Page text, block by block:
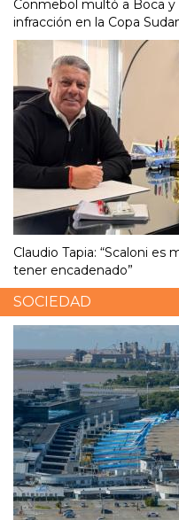
Conmebol multó a Boca y
infracción en la Copa
Claudio Tapia: “Scaloni es
tener encadenado”
SOCIEDAD